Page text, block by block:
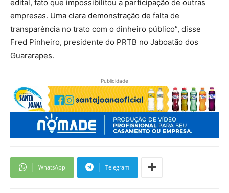
edital, fato que impossibilitou a participação de outras
empresas. Uma clara demonstração de falta de
transparência no trato com o dinheiro público”, disse
Fred Pinheiro, presidente do PRTB no Jaboatão dos
Guararapes.
Publicidade
WhatsApp Telegram